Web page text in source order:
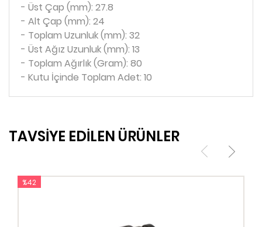
- Üst Çap (mm): 27.8
- Alt Çap (mm): 24
- Toplam Uzunluk (mm): 32
- Üst Ağız Uzunluk (mm): 13
- Toplam Ağırlık (Gram): 80
- Kutu İçinde Toplam Adet: 10
TAVSİYE EDİLEN ÜRÜNLER
%42